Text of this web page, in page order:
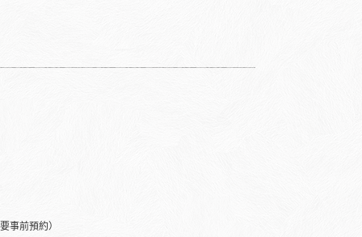
事前預約）